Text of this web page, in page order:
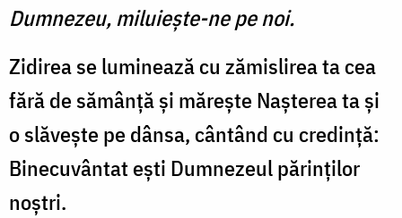
Dumnezeu, miluieşte-ne pe noi.
Zidirea se luminează cu zămislirea ta cea
fără de sămânţă şi măreşte Naşterea ta şi
o slăveşte pe dânsa, cântând cu credinţă:
Binecuvântat eşti Dumnezeul părinţilor
noştri.